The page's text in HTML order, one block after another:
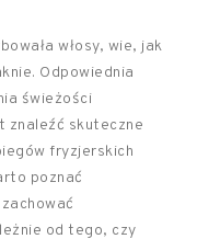
włosy, wie, jak
Odpowiednia
świeżości
znaleźć skuteczne
fryzjerskich
poznać
od tego, czy